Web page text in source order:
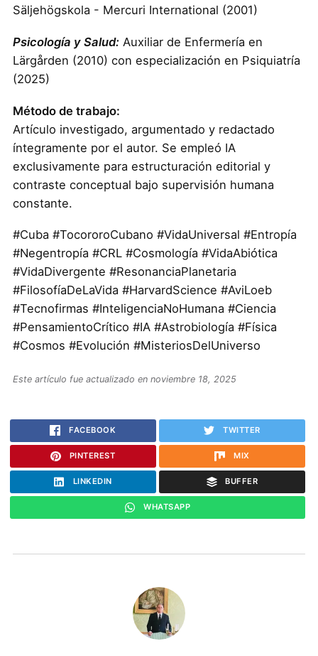
Säljehögskola - Mercuri International (2001)
Psicología y Salud: Auxiliar de Enfermería en
Lärgården (2010) con especialización en Psiquiatría
(2025)
Método de trabajo:
Artículo investigado, argumentado y redactado
íntegramente por el autor. Se empleó IA
exclusivamente para estructuración editorial y
contraste conceptual bajo supervisión humana
constante.
#Cuba #TocororoCubano #VidaUniversal #Entropía
#Negentropía #CRL #Cosmología #VidaAbiótica
#VidaDivergente #ResonanciaPlanetaria
#FilosofíaDeLaVida #HarvardScience #AviLoeb
#Tecnofirmas #InteligenciaNoHumana #Ciencia
#PensamientoCrítico #IA #Astrobiología #Física
#Cosmos #Evolución #MisteriosDelUniverso
Este artículo fue actualizado en noviembre 18, 2025
FACEBOOK TWITTER
PINTEREST MIX
LINKEDIN BUFFER
WHATSAPP